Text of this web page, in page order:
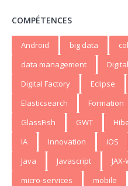
COMPÉTENCES
Android big data
data management
Digital Factory
Eclipse
Elasticsearch
Formation
GlassFish
GWT
IA
Innovation iOS
Java
Javascript JAX-
micro-services
mobile